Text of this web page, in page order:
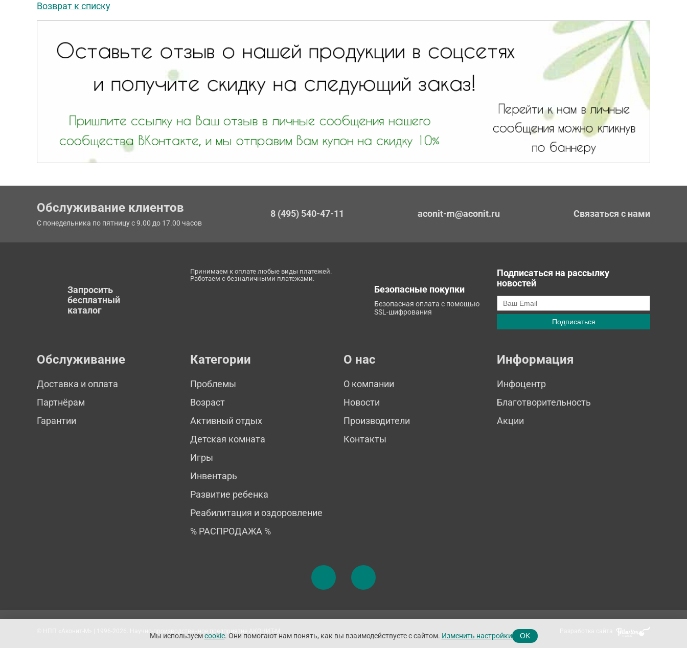
Возврат к списку
Обслуживание клиентов
С понедельника по пятницу с 9.00 до 17.00 часов
8 (495) 540-47-11 aconit-m@aconit.ru Связаться с нами
Запросить
бесплатный
каталог
Принимаем к оплате любые виды платежей.
Работаем с безналичными платежами.
Безопасные покупки
Безопасная оплата с помощью
SSL-шифрования
Подписаться на рассылку
новостей
Обслуживание
Доставка и оплата
Партнёрам
Гарантии
Категории
Проблемы
Возраст
Активный отдых
Детская комната
Игры
Инвентарь
Развитие ребенка
Реабилитация и оздоровление
% РАСПРОДАЖА %
О нас
О компании
Новости
Производители
Контакты
Информация
Инфоцентр
Благотворительность
Акции
© НПП «Аконит-М» | 1996-2026. Научно-производственное предприятие АКОНИТ-М.
Мы используемcookie. Они помогают нам понять, как вы взаимодействуете с сайтом. Изменить настройки OK